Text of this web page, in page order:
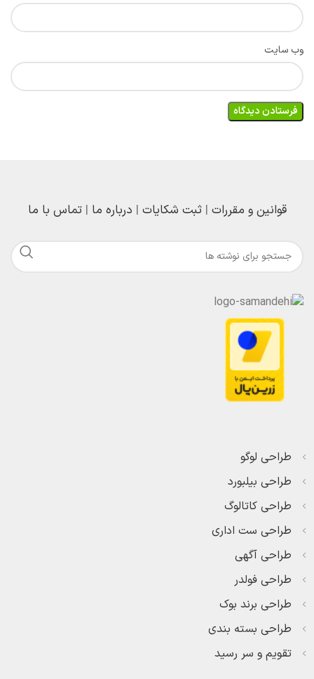
وب‌ سایت
قوانین و مقررات |ثبت شکایات | درباره ما |تماس با ما
طراحی لوگو
طراحی بیلبورد
طراحی کاتالوگ
طراحی ست اداری
طراحی آگهی
طراحی فولدر
طراحی برند بوک
طراحی بسته بندی
تقویم و سر رسید